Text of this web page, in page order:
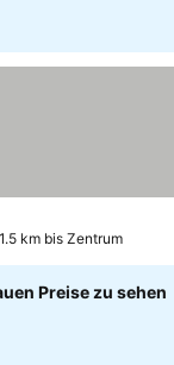
1.5 km bis Zentrum
Preise zu sehen